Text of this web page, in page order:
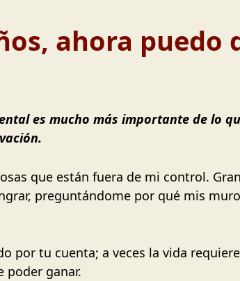
ahora puedo
es mucho más importante de lo
que están fuera de mi control.
preguntándome por qué mis
por tu cuenta; a veces la vida
poder ganar.